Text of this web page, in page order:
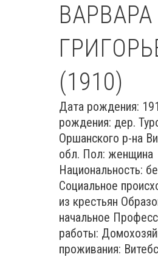
ВАРВАРА
(1910)
Дата рождения:
рождения: дер.
Оршанского р-на
обл. Пол: женщина
Национальность:
Социальное
из крестьян
начальное
работы:
проживания: